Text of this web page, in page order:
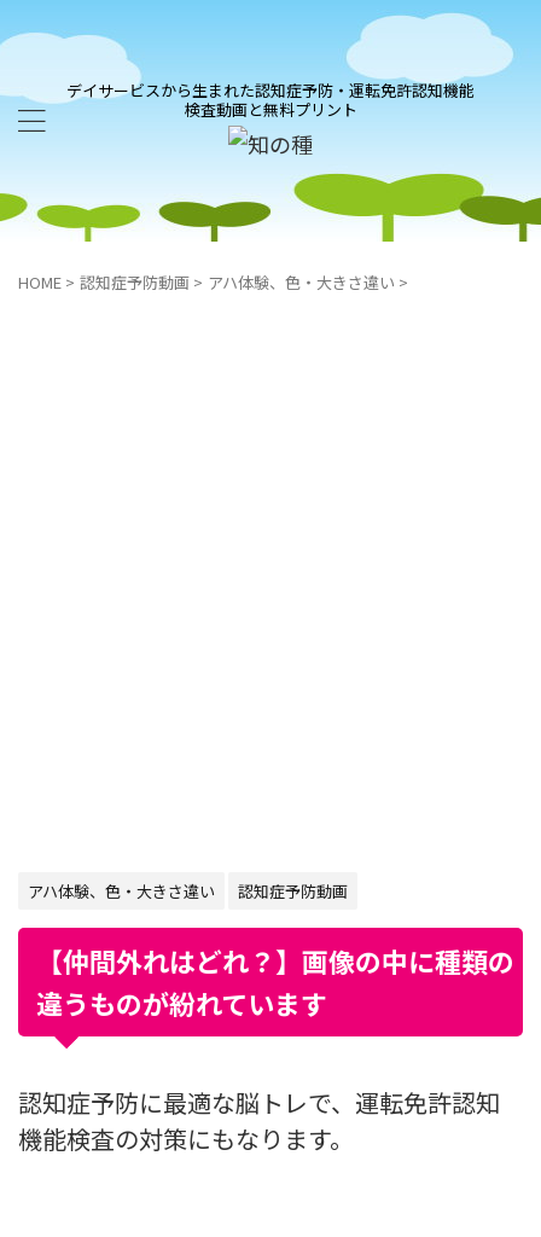
デイサービスから生まれた認知症予防・運転免許認知機能
検査動画と無料プリント
HOME > 認知症予防動画 > アハ体験、色・大きさ違い >
アハ体験、色・大きさ違い 認知症予防動画
【仲間外れはどれ？】画像の中に種類の
違うものが紛れています
認知症予防に最適な脳トレで、運転免許認知
機能検査の対策にもなります。